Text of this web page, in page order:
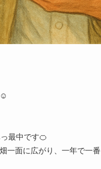
☺️
最中です🍊
一面に広がり、一年で一